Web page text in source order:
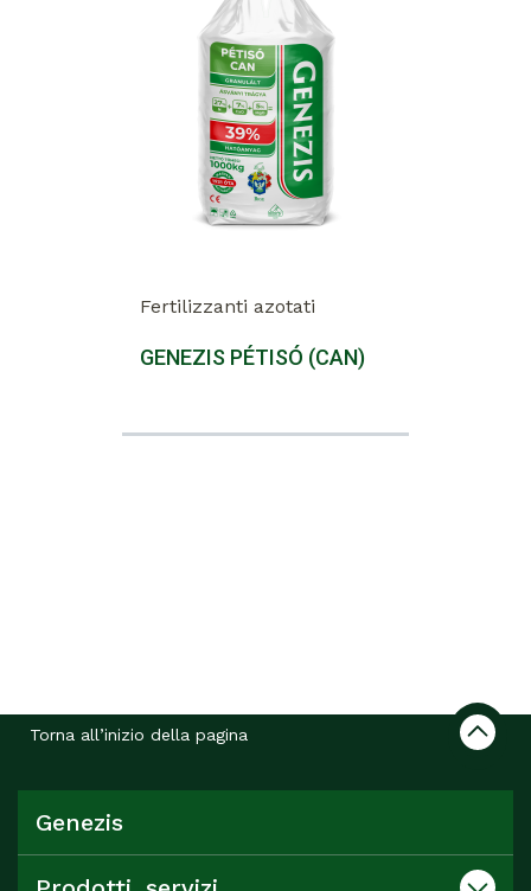
Fertilizzanti azotati
GENEZIS PÉTISÓ (CAN)
Torna all’inizio della pagina
Genezis